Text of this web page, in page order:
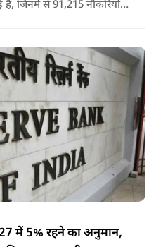
है, जिनमें से 91,215 नौकरियों
में 5% रहने का अनुमान,